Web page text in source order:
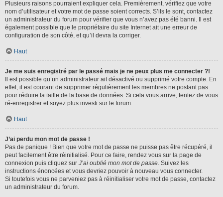
Plusieurs raisons pourraient expliquer cela. Premièrement, vérifiez que votre
nom d’utilisateur et votre mot de passe soient corrects. S’ils le sont, contactez
un administrateur du forum pour vérifier que vous n’avez pas été banni. Il est
également possible que le propriétaire du site Internet ait une erreur de
configuration de son côté, et qu’il devra la corriger.
Haut
Je me suis enregistré par le passé mais je ne peux plus me connecter ?!
Il est possible qu’un administrateur ait désactivé ou supprimé votre compte. En
effet, il est courant de supprimer régulièrement les membres ne postant pas
pour réduire la taille de la base de données. Si cela vous arrive, tentez de vous
ré-enregistrer et soyez plus investi sur le forum.
Haut
J’ai perdu mon mot de passe !
Pas de panique ! Bien que votre mot de passe ne puisse pas être récupéré, il
peut facilement être réinitialisé. Pour ce faire, rendez vous sur la page de
connexion puis cliquez sur J’ai oublié mon mot de passe. Suivez les
instructions énoncées et vous devriez pouvoir à nouveau vous connecter.
Si toutefois vous ne parveniez pas à réinitialiser votre mot de passe, contactez
un administrateur du forum.